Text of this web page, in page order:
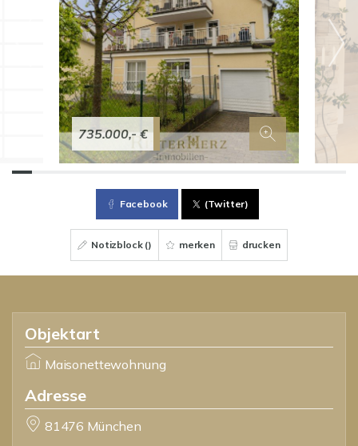
735.000,- €
Facebook (Twitter)
Notizblock () merken drucken
Objektart
Maisonettewohnung
Adresse
81476 München